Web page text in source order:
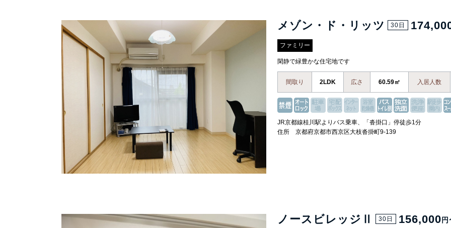
メゾン・ド・リッツ 30日
ファミリー
閑静で緑豊かな住宅地です
間取り 2LDK 広さ 60.59㎡ 入居人数
JR京都線桂川駅よりバス乗車、「沓掛口」停徒歩1分
住所 京都府京都市西京区大枝沓掛町9-139
ノースビレッジⅡ 30日 156,000 円